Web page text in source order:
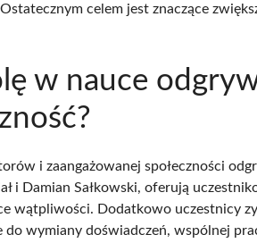
celem jest znaczące
w nauce
i zaangażowanej społeczności
i Damian Sałkowski, oferują
wątpliwości. Dodatkowo uczestnicy
do wymiany doświadczeń, wspólnej